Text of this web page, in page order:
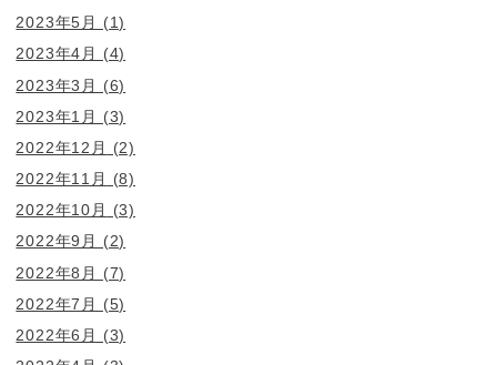
2023年5月
(1)
2023年4月
(4)
2023年3月
(6)
2023年1月
(3)
2022年12月
(2)
2022年11月
(8)
2022年10月
(3)
2022年9月
(2)
2022年8月
(7)
2022年7月
(5)
2022年6月
(3)